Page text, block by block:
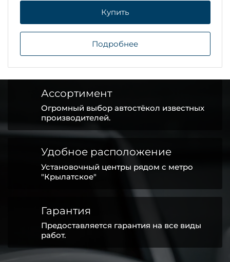
Купить
Подробнее
Ассортимент
Огромный выбор автостёкол известных
производителей.
Удобное расположение
Установочный центры рядом с метро
"Крылатское"
Гарантия
Предоставляется гарантия на все виды
работ.